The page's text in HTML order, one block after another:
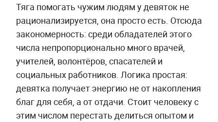
Тяга помогать чужим людям у девяток не
рационализируется, она просто есть. Отсюда
закономерность: среди обладателей этого
числа непропорционально много врачей,
учителей, волонтёров, спасателей и
социальных работников. Логика простая:
девятка получает энергию не от накопления
благ для себя, а от отдачи. Стоит человеку с
этим числом перестать делиться опытом и